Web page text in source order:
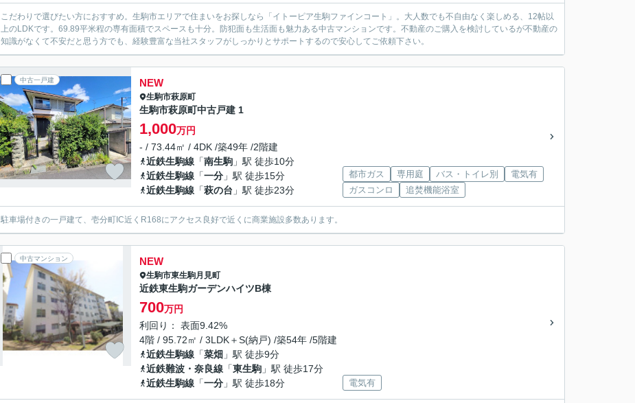
こだわりで選びたい方におすすめ。生駒市エリアで住まいをお探しなら「イトーピア生駒ファインコート」。大人数でも不自由なく楽しめる、12帖以
上のLDKです。69.89平米程の専有面積でスペースも十分。防犯面も生活面も魅力ある中古マンションです。不動産のご購入を検討しているが不動産の
知識がなくて不安だと思う方でも、経験豊富な当社スタッフがしっかりとサポートするので安心してご依頼下さい。
中古一戸建 NEW
生駒市萩原町
生駒市萩原町中古戸建 1
1,000万円
- / 73.44㎡ / 4DK /築49年 /2階建
近鉄生駒線 「南生駒 」駅 徒歩10分
近鉄生駒線 「一分 」駅 徒歩15分
近鉄生駒線 「萩の台 」駅 徒歩23分
都市ガス 専用庭 バス・トイレ別
電気有
ガスコンロ
追焚機能浴室
駐車場付きの一戸建て、壱分町IC近くR168にアクセス良好で近くに商業施設多数あります。
中古マンション NEW
生駒市東生駒月見町
近鉄東生駒ガーデンハイツB棟
700万円
利回り： 表面9.42%
4階 / 95.72㎡ / 3LDK＋S(納戸) /築54年 /5階建
近鉄生駒線 「菜畑 」駅 徒歩9分
近鉄難波・奈良線 「東生駒 」駅 徒歩17分
近鉄生駒線 「一分 」駅 徒歩18分 電気有